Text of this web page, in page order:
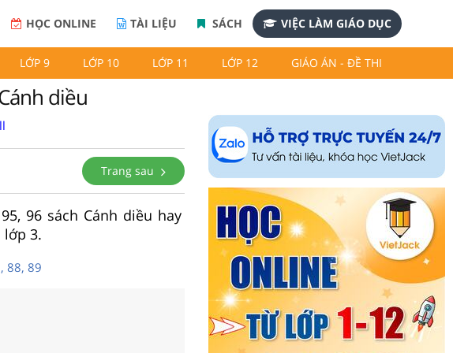
HỌC ONLINE TÀI LIỆU SÁCH VIỆC LÀM GIÁO DỤC
LỚP 9 LỚP 10 LỚP 11 LỚP 12 GIÁO ÁN - ĐỀ THI
diều
Trang sau
96 sách Cánh diều hay
lớp 3.
88, 89